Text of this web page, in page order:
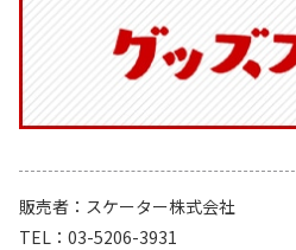
販売者
スケーター株式会社
TEL
03-5206-3931